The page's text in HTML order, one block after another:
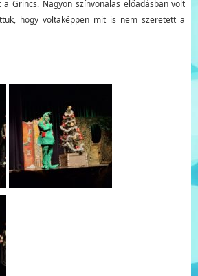
Grincs. Nagyon színvonalas előadásban volt
hogy voltaképpen mit is nem szeretett a